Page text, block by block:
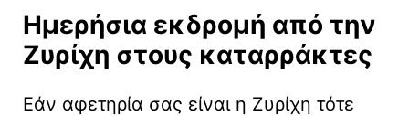
Ημερήσια εκδρομή από την
Ζυρίχη στους καταρράκτες
Εάν αφετηρία σας είναι η Ζυρίχη τότε